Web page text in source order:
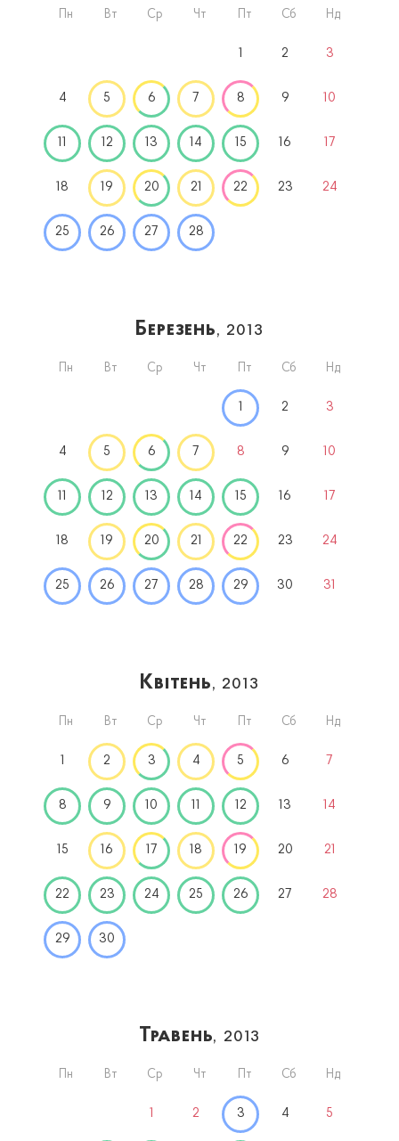
Пн Вт Ср Чт Пт Сб Нд
1 2 3
4 5 6 7 8 9 10
11 12 13 14 15 16 17
18 19 20 21 22 23 24
25 26 27 28
Березень, 2013
Пн Вт Ср Чт Пт Сб Нд
2 3
4 5 6 7 8 9 10
12 13 14 15 16 17
18 19 20 21 22 23 24
25 26 27 28 29 30 31
Квітень, 2013
Пн Вт Ср Чт Пт Сб Нд
1 2 3 4 5 6 7
8 9 10 11 12 13 14
15 16 17 18 19 20 21
22 23 24 25 26 27 28
29 30
Травень, 2013
Пн Вт Ср Чт Пт Сб Нд
1 2 3 4 5